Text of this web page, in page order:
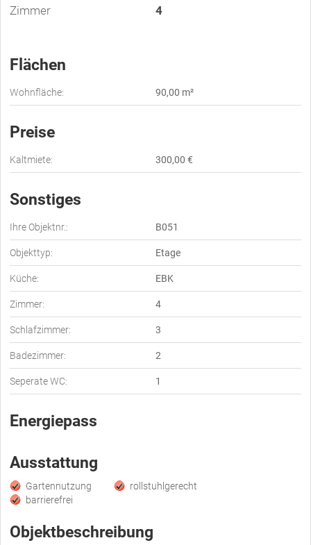
Zimmer
4
Flächen
Wohnfläche: 90,00 m²
Preise
Kaltmiete: 300,00 €
Sonstiges
Ihre Objektnr.: B051
Objekttyp: Etage
Küche: EBK
Zimmer: 4
Schlafzimmer: 3
Badezimmer: 2
Seperate WC: 1
Energiepass
Ausstattung
Gartennutzung
rollstuhlgerecht
barrierefrei
Objektbeschreibung